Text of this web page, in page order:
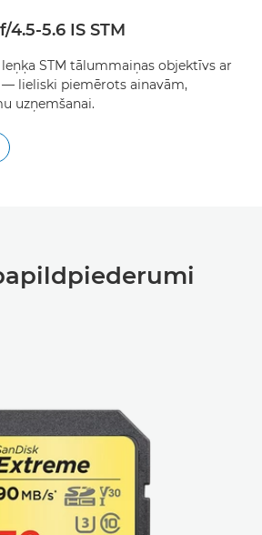
4.5-5.6 IS STM
STM tālummaiņas objektīvs ar
lieliski piemērots ainavām,
uzņemšanai.